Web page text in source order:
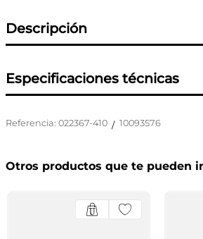
Descripción
Especificaciones técnicas
Referencia: 022367-410 / 10093576
Otros productos que te pueden